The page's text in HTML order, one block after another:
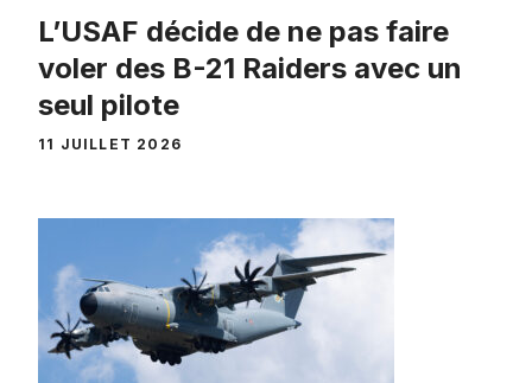
L’USAF décide de ne pas faire
voler des B-21 Raiders avec un
seul pilote
11 JUILLET 2026